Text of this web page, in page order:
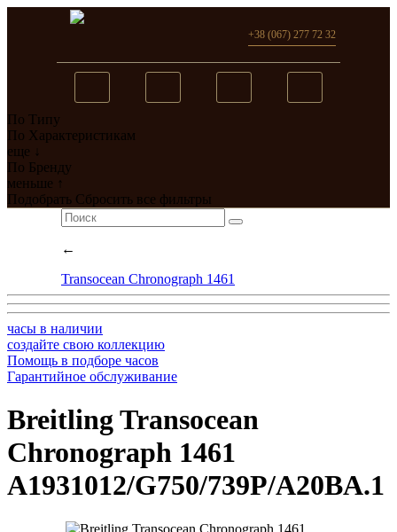
Вы добавили в сравнение
перейти
+38 (067) 277 72 32
По Типу
По Характеристикам
еще ↓
По Бренду
меньше ↑
Подобрать Сбросить все фильтры
←
Transocean Chronograph 1461
часы в наличии
создайте свою коллекцию
Помощь в подборе часов
Гарантийное обслуживание
Breitling Transocean
Chronograph 1461
A1931012/G750/739P/A20BA.1